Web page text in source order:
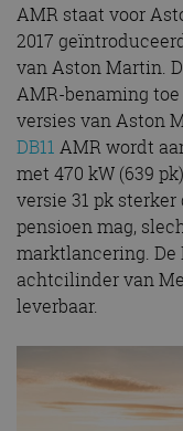
AMR staat voor
2017
van Aston Martin.
AMR-benaming
versies van Aston
DB11 AMR wordt
met 470 kW (639
versie 31 pk sterker
pensioen mag,
marktlancering. De
achtcilinder van
leverbaar.